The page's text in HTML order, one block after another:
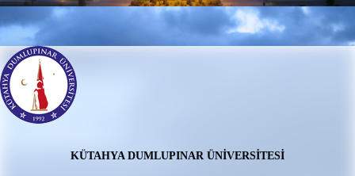
KÜTAHYA DUMLUPINAR ÜNİVERSİTESİ